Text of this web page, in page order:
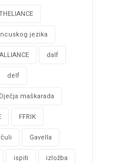
jezika
dalf
delf
Dječja maškarada
FFRIK
Gavella
ispiti izložba